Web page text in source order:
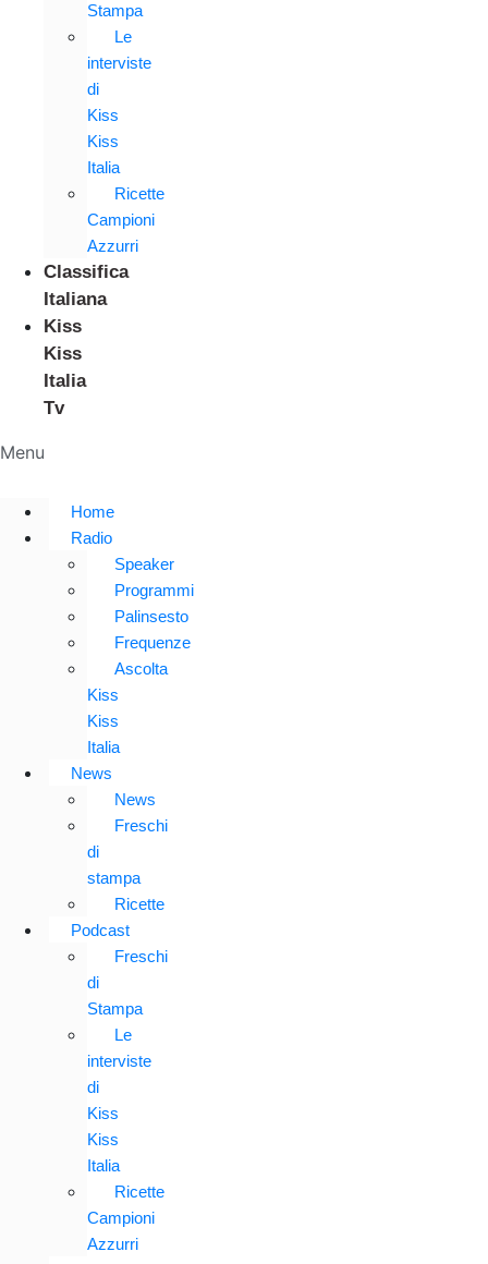
Stampa
Le
interviste
di
Kiss
Kiss
Italia
Ricette
Campioni
Azzurri
Classifica
Italiana
Kiss
Kiss
Italia
Tv
Menu
Home
Radio
Speaker
Programmi
Palinsesto
Frequenze
Ascolta
Kiss
Kiss
Italia
News
News
Freschi
di
stampa
Ricette
Podcast
Freschi
di
Stampa
Le
interviste
di
Kiss
Kiss
Italia
Ricette
Campioni
Azzurri